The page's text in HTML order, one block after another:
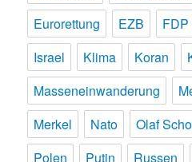
Eurorettung
EZB FDP
Israel
Klima Koran
Masseneinwanderung
Merkel
Nato Olaf
Polen
Putin Russen